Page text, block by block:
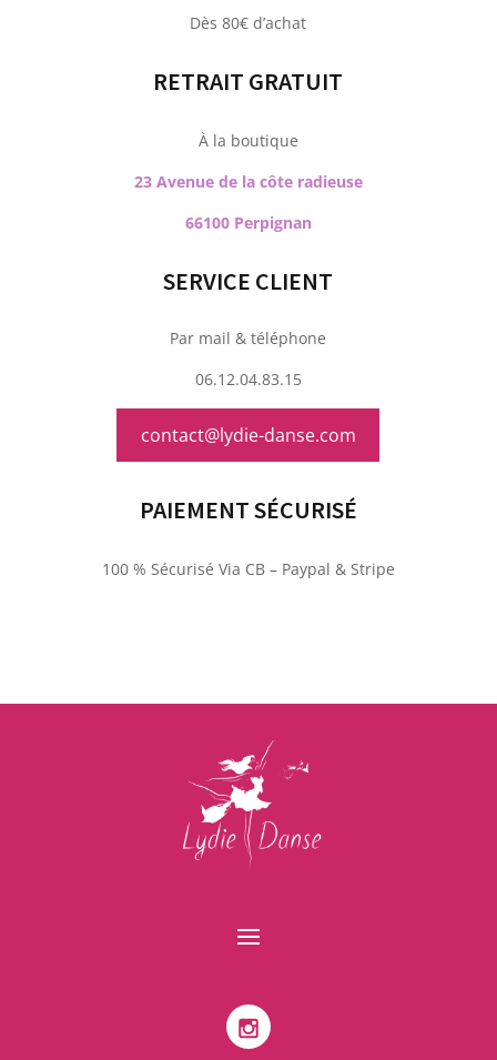
Dès 80€ d’achat
RETRAIT GRATUIT
À la boutique
23 Avenue de la côte radieuse
66100 Perpignan
SERVICE CLIENT
Par mail & téléphone
06.12.04.83.15
contact@lydie-danse.com
PAIEMENT SÉCURISÉ
100 % Sécurisé Via CB – Paypal & Stripe